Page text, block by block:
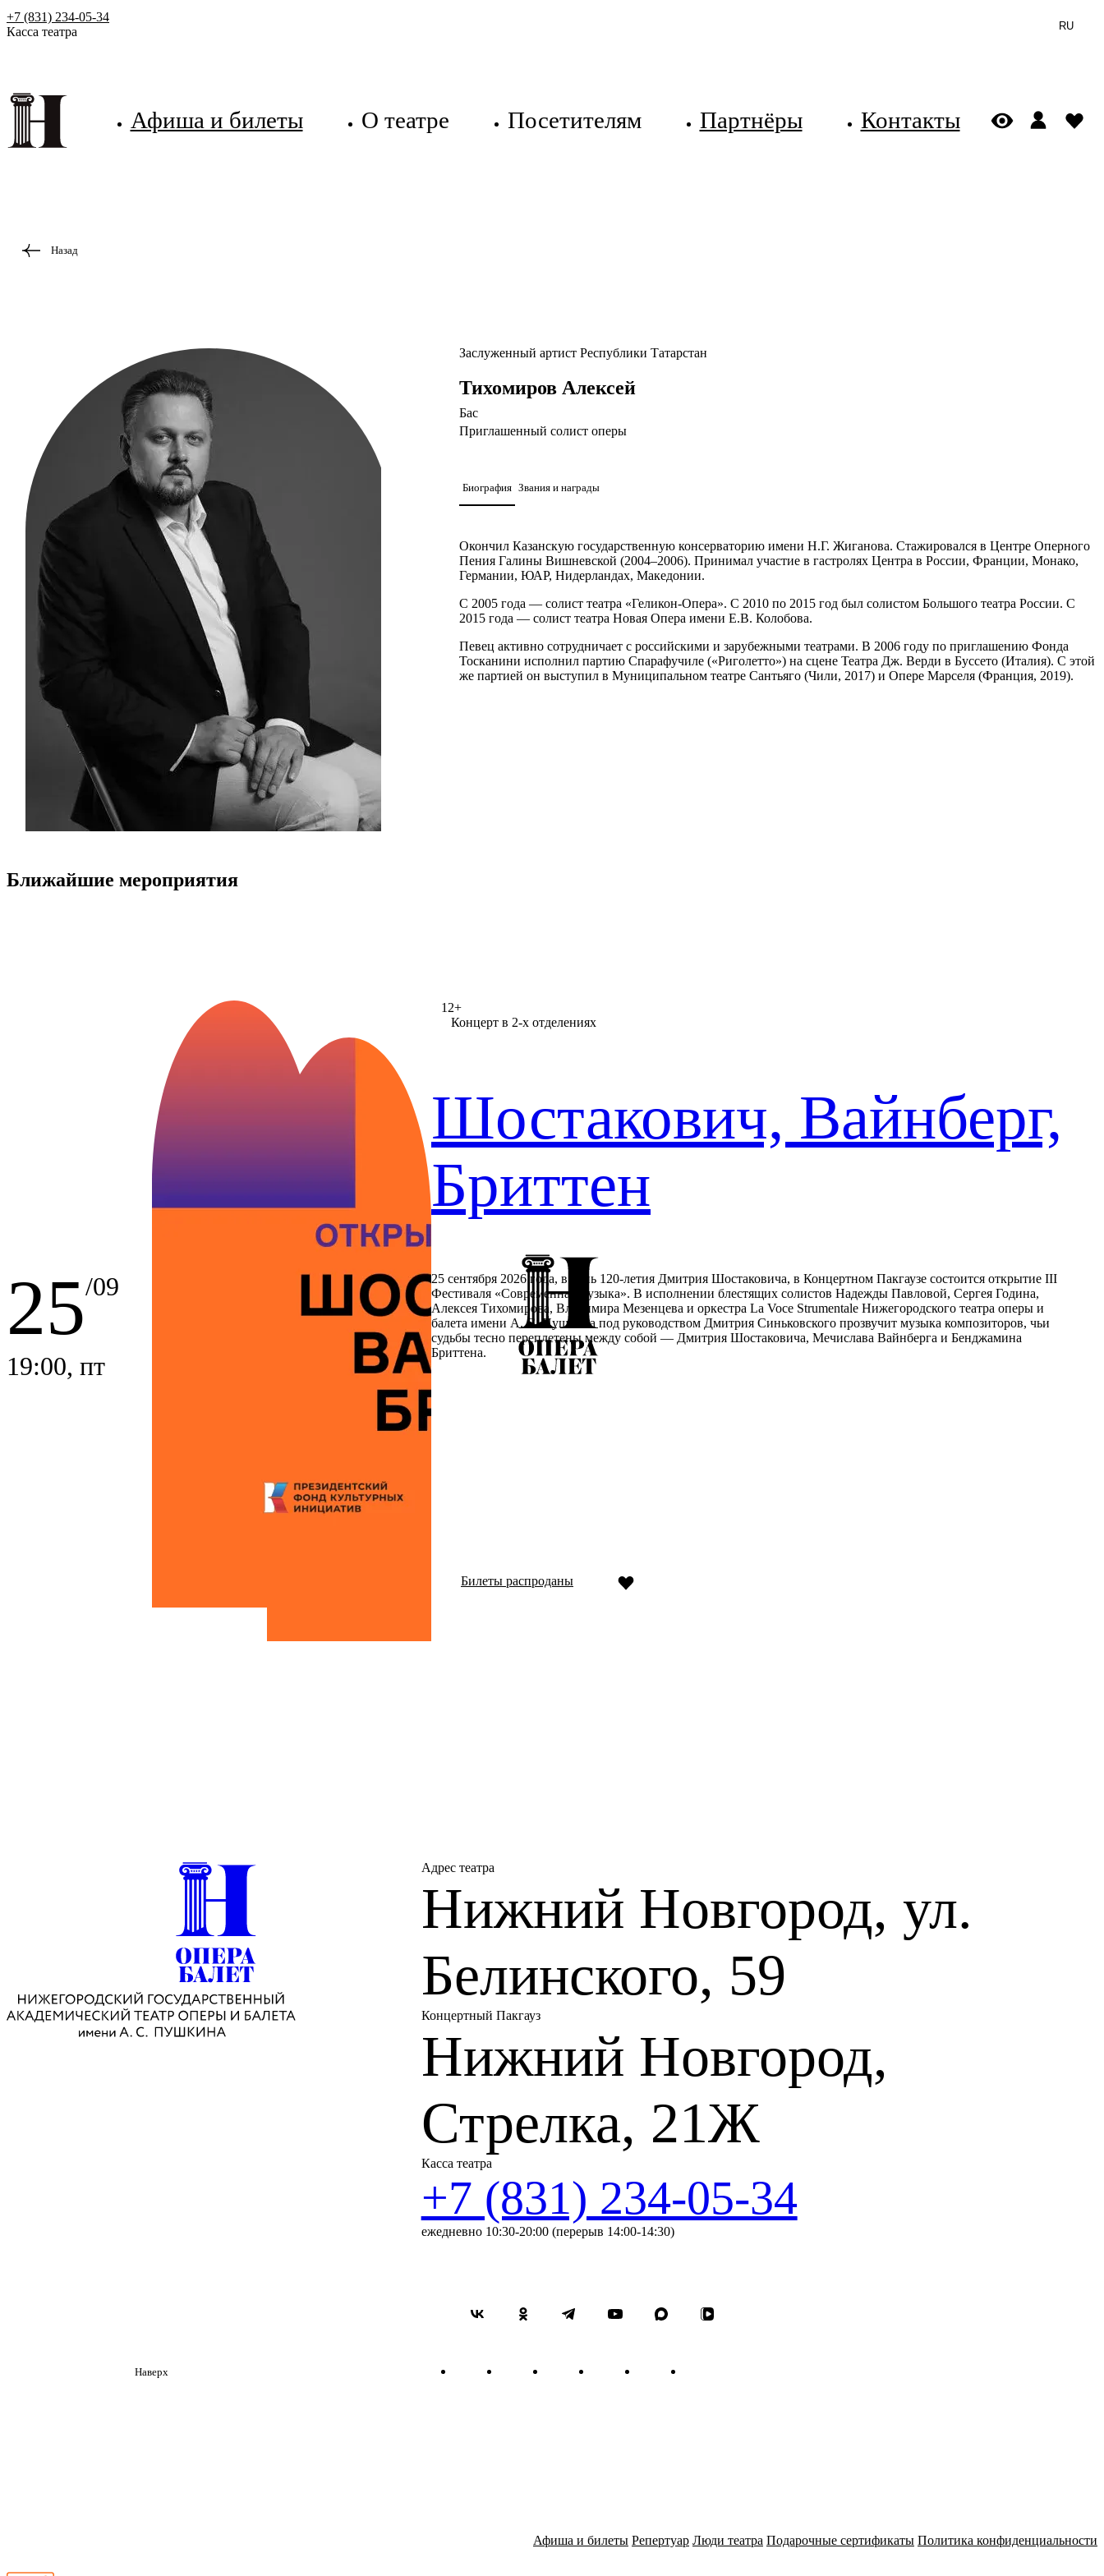
+7 (831) 234-05-34
Касса театра
RU
Афиша и билеты О театре Посетителям Партнёры Контакты
Назад
Заслуженный артист Республики Татарстан
Тихомиров Алексей
Бас
Приглашенный солист оперы
Биография Звания и награды
Окончил Казанскую государственную консерваторию имени Н.Г. Жиганова. Стажировался в Центре Оперного
Пения Галины Вишневской (2004–2006). Принимал участие в гастролях Центра в России, Франции, Монако,
Германии, ЮАР, Нидерландах, Македонии.
С 2005 года — солист театра «Геликон-Опера». С 2010 по 2015 год был солистом Большого театра России. С
2015 года — солист театра Новая Опера имени Е.В. Колобова.
Певец активно сотрудничает с российскими и зарубежными театрами. В 2006 году по приглашению Фонда
Тосканини исполнил партию Спарафучиле («Риголетто») на сцене Театра Дж. Верди в Буссето (Италия). С этой
же партией он выступил в Муниципальном театре Сантьяго (Чили, 2017) и Опере Марселя (Франция, 2019).
Ближайшие мероприятия
25/09
19:00, пт
Концерт в 2-х отделениях
12+
Шостакович, Вайнберг,
Бриттен
25 сентября 2026 года, в день 120-летия Дмитрия Шостаковича, в Концертном Пакгаузе состоится открытие III
Фестиваля «Современная музыка». В исполнении блестящих солистов Надежды Павловой, Сергея Година,
Алексея Тихомирова, Владимира Мезенцева и оркестра La Voce Strumentale Нижегородского театра оперы и
балета имени А. С. Пушкина под руководством Дмитрия Синьковского прозвучит музыка композиторов, чьи
судьбы тесно переплетены между собой — Дмитрия Шостаковича, Мечислава Вайнберга и Бенджамина
Бриттена.
Билеты распроданы
Наверх
Адрес театра
Нижний Новгород, ул.
Белинского, 59
Концертный Пакгауз
Нижний Новгород,
Стрелка, 21Ж
Касса театра
+7 (831) 234-05-34
ежедневно 10:30-20:00 (перерыв 14:00-14:30)
Афиша и билеты Репертуар Люди театра Подарочные сертификаты Политика конфиденциальности